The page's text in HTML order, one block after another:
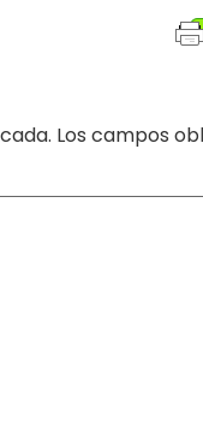
Los campos